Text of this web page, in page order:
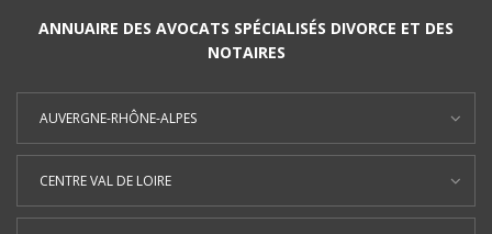
ANNUAIRE DES AVOCATS SPÉCIALISÉS DIVORCE ET DES
NOTAIRES
AUVERGNE-RHÔNE-ALPES
CENTRE VAL DE LOIRE